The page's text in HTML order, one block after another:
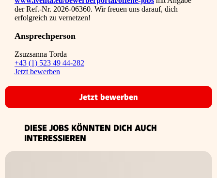
der Ref.-Nr. 2026-06360. Wir freuen uns darauf, dich
erfolgreich zu vernetzen!
Ansprechperson
Zsuzsanna Torda
+43 (1) 523 49 44-282
Jetzt bewerben
Jetzt bewerben
DIESE JOBS KÖNNTEN DICH AUCH
INTERESSIEREN